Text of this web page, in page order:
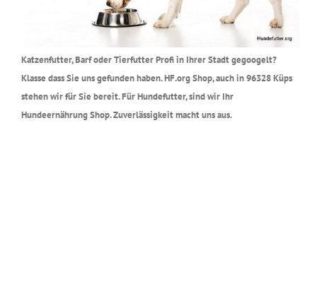
Katzenfutter, Barf oder Tierfutter Profi in Ihrer Stadt gegoogelt?
Klasse dass Sie uns gefunden haben. HF.org Shop, auch in 96328 Küps
stehen wir für Sie bereit. Für Hundefutter, sind wir Ihr
Hundeernährung Shop. Zuverlässigkeit macht uns aus.